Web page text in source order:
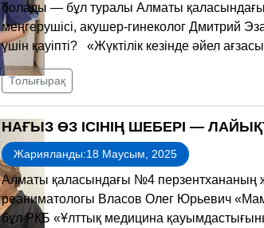
болады — бұл туралы Алматы қаласындағы
меңгерушісі, акушер-гинеколог Дмитрий
үшін қауіпті? «Жүктілік кезінде әйел
Толығырақ
НАҒЫЗ ӨЗ ІСІНІҢ ШЕБЕРІ —
Жарияланды:18 Маусым, 2025
Алматы қаласындағы №4 перзентхананың
реаниматологы Власов Олег Юрьевич
бұл РҚБ «Ұлттық медицина